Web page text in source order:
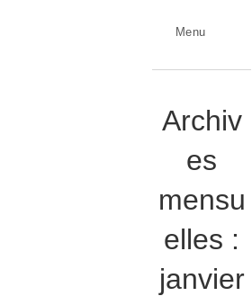
Menu
Archiv
es
mensu
elles :
janvier